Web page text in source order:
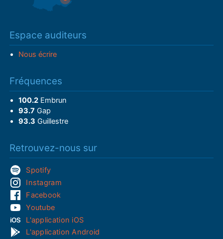
Espace auditeurs
Nous écrire
Fréquences
100.2Embrun
93.7 Gap
93.3 Guillestre
Retrouvez-nous sur
Spotify
Instagram
Facebook
Youtube
L'application iOS
L'application Android